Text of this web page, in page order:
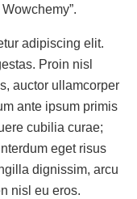
adipiscing elit.
Proin nisl
auctor ullamcorper
ante ipsum primis
cubilia curae;
eget risus
dignissim, arcu
nisl eu eros.